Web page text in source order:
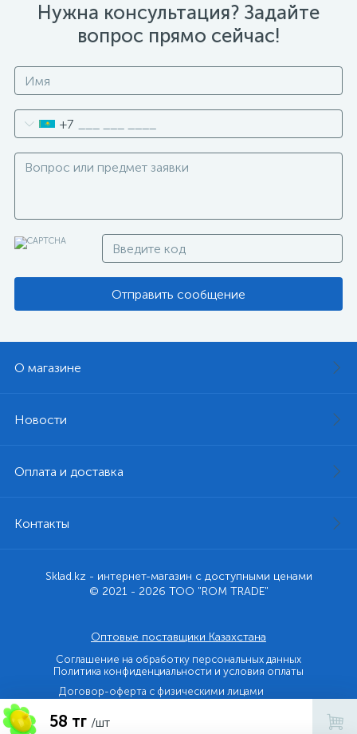
58 тг /шт
Нужна консультация? Задайте
вопрос прямо сейчас!
+7
Отправить сообщение
О магазине
Новости
Оплата и доставка
Контакты
Sklad.kz - интернет-магазин с доступными ценами
© 2021 - 2026 ТОО "ROM TRADE"
Оптовые поставщики Казахстана
Соглашение на обработку персональных данных
Политика конфиденциальности и условия оплаты
Договор-оферта с физическими лицами
Договор-оферта с юридическими лицами и ИП